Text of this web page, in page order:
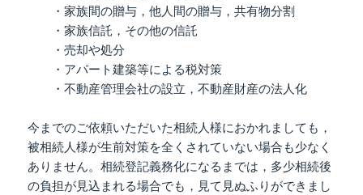
・家族間の贈与，他人間の贈与，共有物分割
・家族信託，その他の信託
・売却や処分
・アパート建築等による税対策
・不動産管理会社の設立，不動産財産の法人化
今までのご依頼いただいた相続人様におかれましても，
被相続人様が生前対策を全くされていない場合も少なく
ありません。相続登記義務化になるまでは，多少相続後
の負担が見込まれる場合でも，見て見ぬふりができまし